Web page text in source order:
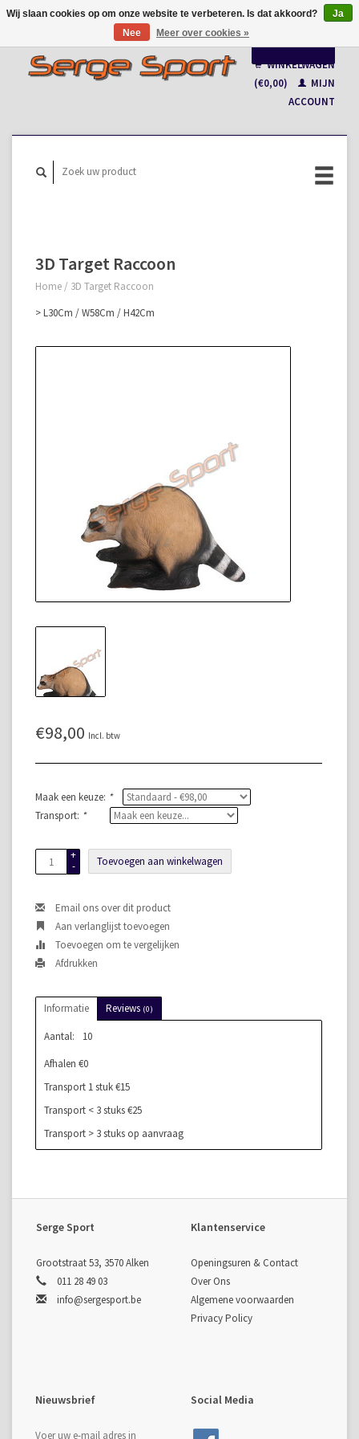
Français
WINKELWAGEN
(€0,00)
MIJN
ACCOUNT
3D Target Raccoon
Home / 3D Target Raccoon
> L30Cm / W58Cm / H42Cm
€98,00 Incl. btw
Maak een keuze: *
Transport: *
+
-
Toevoegen aan winkelwagen
Email ons over dit product
Aan verlanglijst toevoegen
Toevoegen om te vergelijken
Afdrukken
Informatie Reviews (0)
Aantal:
10
Afhalen €0
Transport 1 stuk €15
Transport < 3 stuks €25
Transport > 3 stuks op aanvraag
Serge Sport
Grootstraat 53, 3570 Alken
011 28 49 03
info@sergesport.be
Klantenservice
Openingsuren & Contact
Over Ons
Algemene voorwaarden
Privacy Policy
Nieuwsbrief Social Media
Wij slaan cookies op om onze website te verbeteren. Is dat akkoord?
Ja
Nee
Meer over cookies »